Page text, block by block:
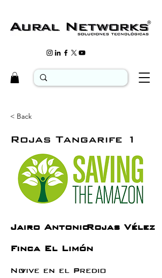
< Back
Rojas Tangarife 1
Jairo AntonioRojas Vélez
Finca El Limón
Novive en el Predio